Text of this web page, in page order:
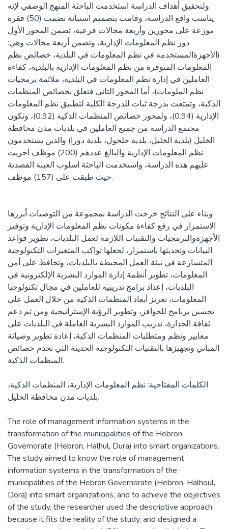
ولتحقيق أهداف الدراسة استخدمت الباحثة المنهج الوصفي لإنه
يناسب واقع الدراسة، وقامت بتصميم استبانة تضمت (50) فقرة
موزعة على محورين وأربعة مجالات فرعية، تضمن المحور الأول
دور نظم المعلومات الإدارية، وتضمن أربعة مجالات وهي:
(الأجهزةالمستخدمة في نظم المعلومات في البلدية، خصائص نظم
المعلومات المتوفرة من نظم المعلومات الإدارية بالبلدية، كفاءة
العاملين في إدارة نظم المعلومات في البلدية، ملائمة برمجيات
نظم الملومات)، أما المحور الثاني فتعلق بخصائص المنظمات
الذكية، وتمتعت بدرجة ثبات للدرجة الكلية لتطبيق نظم المعلومات
الإدارية (0.94)، ولمحور خصائص المنظمات الذكية (0.92)، وتكون
مجتمع الدراسة من جميع العاملين في بلديات مدن محافظة
الخليل (بلدية الخليل، بلدية حلحول، بلدية دورا) والذين يستخدمون
نظم المعلومات الإدارية والبالغ عددهم (200) موظف اجريت
عليهم هذه الدراسة، واستخدمت الباحثة اسلوب العينة القصدية
حيث طبقت على (157) موظف.
وبناء على النتائج خرجت الدراسة بمجموعة من التوصيات أبرزها
الاستمرار في رفع كفاءة مكونات نظم المعلومات الإدارية وتوفير
الأجهزةوالبرمجيات والتقنيات اللازمة لعمل البلديات، تطوير قواعد
البيانات وتحديثها باستمرار، لجعلها تواكب المتغيرات التكنولوجية
المتسارعة في بيئة العمل المحيطة بالبلديات، وتحافظ على أمن
المعلومات، تطوير أنظمة إدارة الموارد البشرية الإلكترونية في
البلديات، إعداد برامج تدريبية للعاملين في مجال تكنولوجيا
المعلومات، تعزيز أبعاد المنظمات الذكية من خلال العمل على
تحسين برنامج للحوافز، وتطوير الرؤية الإستراتيجية ومن ثم دعم
ثقافة الجدارة، تدريب الموارد البشرية العاملة في البلديات على
معايير ونظم ومتطلبات المنظمات الذكية، إعادة تطوير وصيانة
المباني وتجهيزها بالتقنيات التكنولوجية الحديثة التي تخدم خصائص
المنظمات الذكية.
الكلمات المفتاحية: نظم المعلومات الإدارية، المنظمات الذكية،
بلديات مدن محافظة الخليل.
The role of management information systems in the
transformation of the municipalities of the Hebron
Governorate (Hebron, Halhul, Dura) into smart organizations.
The study aimed to know the role of management
information systems in the transformation of the
municipalities of the Hebron Governorate (Hebron, Halhoul,
Dora) into smart organizations, and to achieve the objectives
of the study, the researcher used the descriptive approach
because it fits the reality of the study, and designed a